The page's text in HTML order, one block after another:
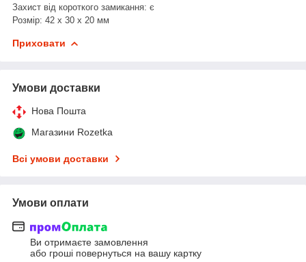
Захист від короткого замикання: є
Розмір: 42 х 30 х 20 мм
Приховати
Умови доставки
Нова Пошта
Магазини Rozetka
Всі умови доставки
Умови оплати
Ви отримаєте замовлення
або гроші повернуться на вашу картку